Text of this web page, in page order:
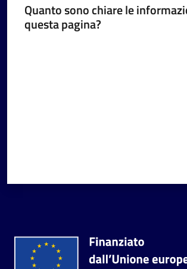
Quanto sono chiare le
questa pagina?